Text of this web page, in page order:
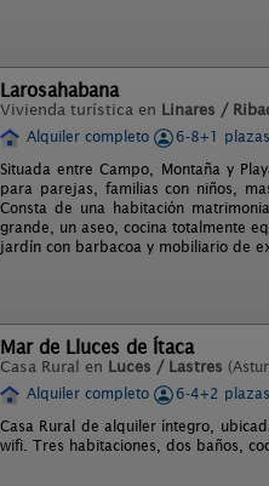
Larosahabana
Vivienda turística en Linares /
Alquiler completo
6-8+1 plazas
Situada entre Campo, Montaña y
para parejas, familias con niños,
Consta de una habitación
grande, un aseo, cocina totalmente
jardín con barbacoa y mobiliario de
Mar de Lluces de Ítaca
Casa Rural en Luces / Lastres
Alquiler completo
6-4+2 plazas
Casa Rural de alquiler íntegro,
wifi. Tres habitaciones, dos baños,